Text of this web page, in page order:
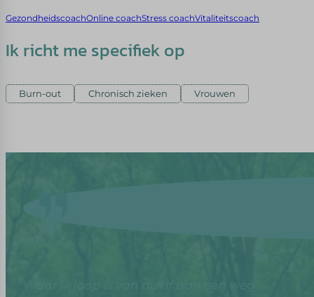
GezondheidscoachOnline coachStress coachVitaliteitscoach
Ik richt me specifiek op
Burn-out Chronisch zieken Vrouwen